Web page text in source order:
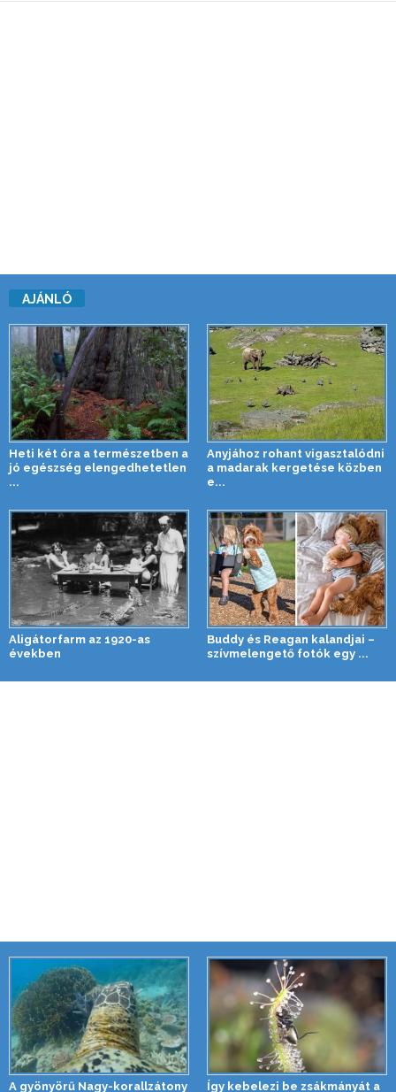
AJÁNLÓ
Heti két óra a természetben a
jó egészség elengedhetetlen
...
Anyjához rohant vigasztalódni
a madarak kergetése közben
e...
Aligátorfarm az 1920-as
években
Buddy és Reagan kalandjai –
szívmelengető fotók egy ...
A gyönyörű Nagy-korallzátony Így kebelezi be zsákmányát a